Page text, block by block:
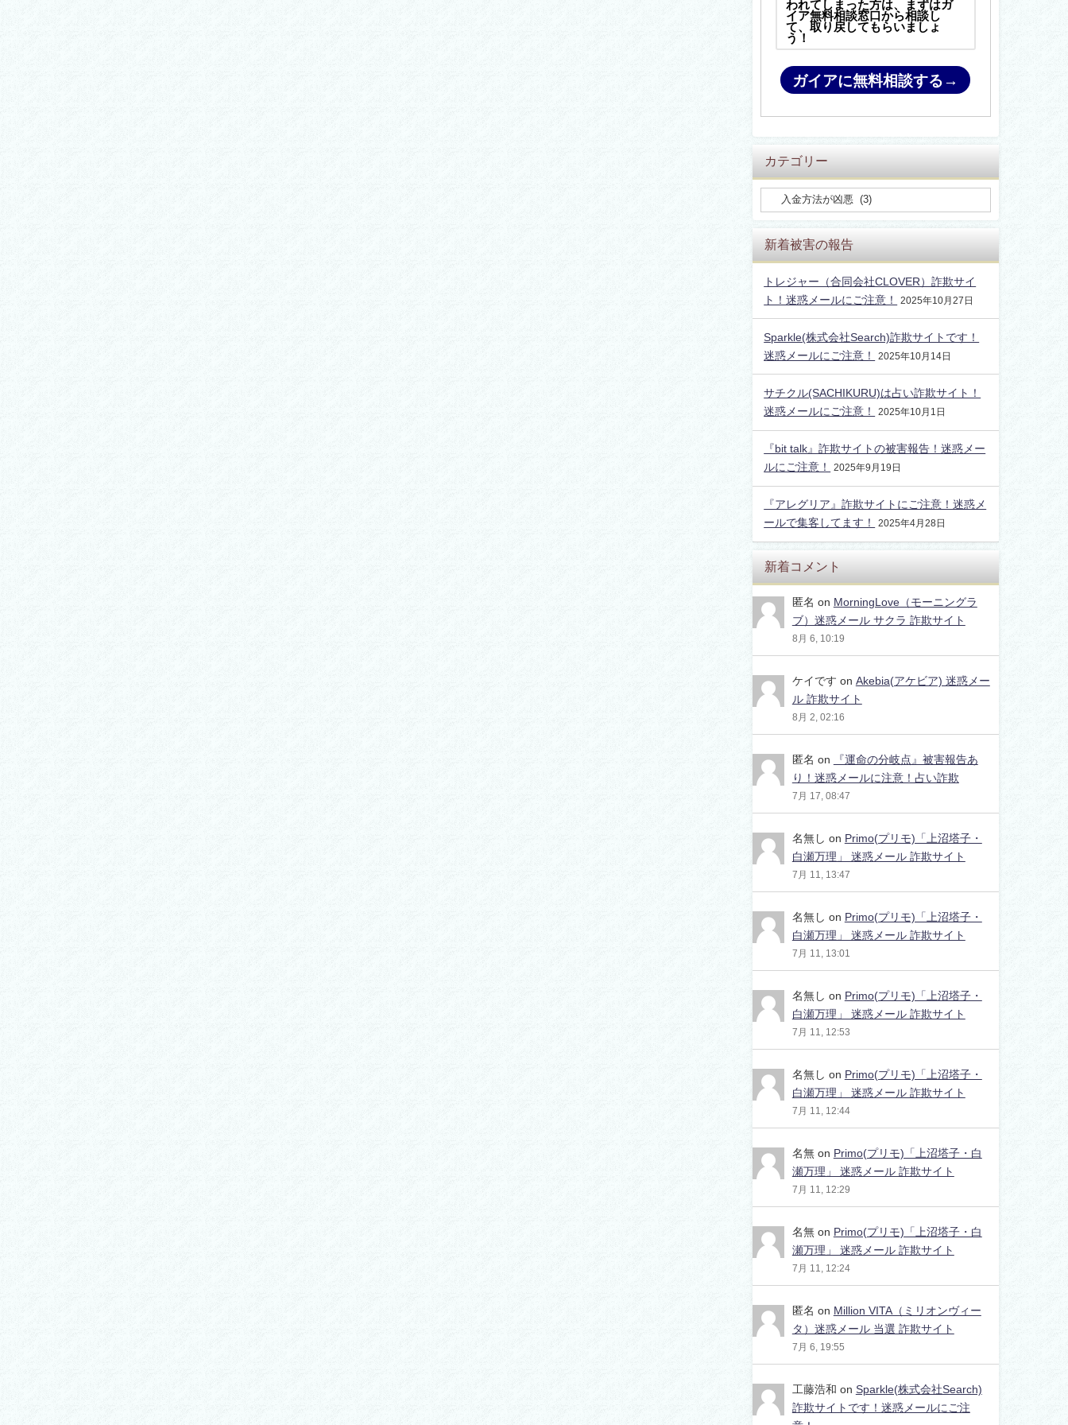
われてしまった方は、まずはガ
イア無料相談窓口から相談し
て、取り戻してもらいましょ
う！
ガイアに無料相談する→
カテゴリー
新着被害の報告
トレジャー（合同会社CLOVER）詐欺サイ
ト！迷惑メールにご注意！
2025年10月27日
Sparkle(株式会社Search)詐欺サイトです！
迷惑メールにご注意！
2025年10月14日
サチクル(SACHIKURU)は占い詐欺サイト！
迷惑メールにご注意！
2025年10月1日
『bit talk』詐欺サイトの被害報告！迷惑メー
ルにご注意！
2025年9月19日
『アレグリア』詐欺サイトにご注意！迷惑メ
ールで集客してます！
2025年4月28日
新着コメント
匿名 on MorningLove（モーニングラ
ブ）迷惑メール サクラ 詐欺サイト
8月 6, 10:19
ケイです on Akebia(アケビア) 迷惑メー
ル 詐欺サイト
8月 2, 02:16
匿名 on
『運命の分岐点』被害報告あ
り！迷惑メールに注意！占い詐欺
7月 17, 08:47
名無し on Primo(プリモ)「上沼塔子・
白瀬万理」 迷惑メール 詐欺サイト
7月 11, 13:47
名無し on Primo(プリモ)「上沼塔子・
白瀬万理」 迷惑メール 詐欺サイト
7月 11, 13:01
名無し on Primo(プリモ)「上沼塔子・
白瀬万理」 迷惑メール 詐欺サイト
7月 11, 12:53
名無し on Primo(プリモ)「上沼塔子・
白瀬万理」 迷惑メール 詐欺サイト
7月 11, 12:44
名無on Primo(プリモ)「上沼塔子・白
瀬万理」 迷惑メール 詐欺サイト
7月 11, 12:29
名無on Primo(プリモ)「上沼塔子・白
瀬万理」 迷惑メール 詐欺サイト
7月 11, 12:24
匿名 on Million VITA（ミリオンヴィー
タ）迷惑メール 当選 詐欺サイト
7月 6, 19:55
工藤浩和 on Sparkle(株式会社Search)
詐欺サイトです！迷惑メールにご注